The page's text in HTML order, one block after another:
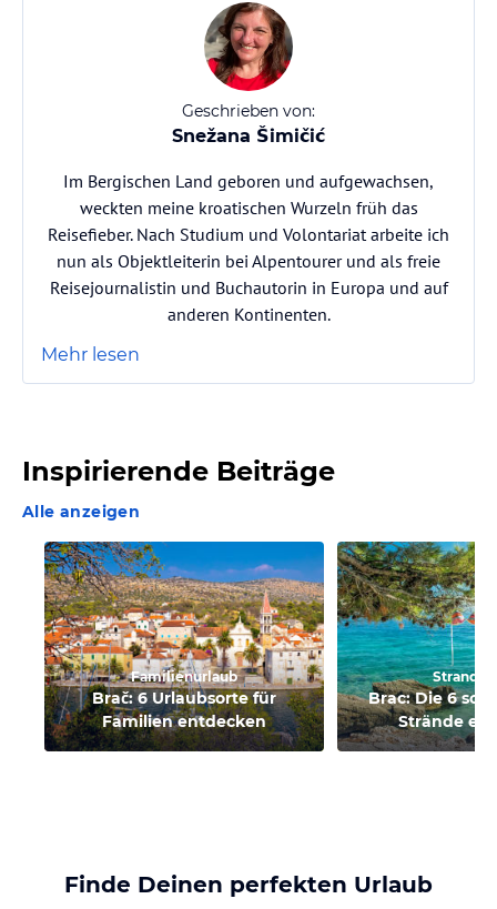
Geschrieben von:
Snežana Šimičić
Im Bergischen Land geboren und aufgewachsen,
weckten meine kroatischen Wurzeln früh das
Reisefieber. Nach Studium und Volontariat arbeite ich
nun als Objektleiterin bei Alpentourer und als freie
Reisejournalistin und Buchautorin in Europa und auf
anderen Kontinenten.
Mehr lesen
Inspirierende Beiträge
Alle anzeigen
Familienurlaub
Brač: 6 Urlaubsorte für
Familien entdecken
Brac: Die 6
Strände
Finde Deinen perfekten Urlaub